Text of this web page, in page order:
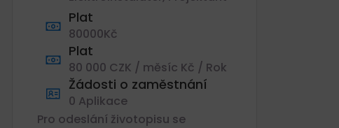
Plat
80000Kč
Plat
80 000 CZK / měsíc Kč / Rok
Žádosti o zaměstnání
0 Aplikace
Pro odeslání životopisu se